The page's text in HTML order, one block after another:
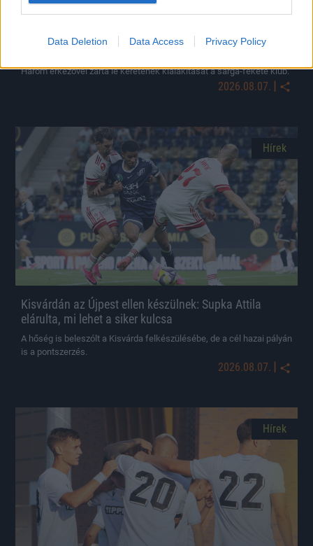
Data Deletion Data Access Privacy Policy
Végleges lett a Soroksár játékoskerete
Három érkezővel zárta le keretének kialakítását a sárga-fekete klub.
2026.08.07. |
Hírek
Kisvárdán az Újpest ellen készülnek: Supka Attila
elárulta, mi lehet a siker kulcsa
A hőség is beleszólt a Kisvárda felkészülésébe, de a cél hazai pályán
is a pontszerzés.
2026.08.07. |
Hírek